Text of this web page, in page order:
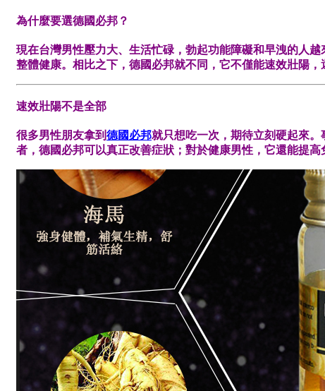
為什麼要選德國必邦？
現在台灣男性壓力大、生活忙碌，勃起功能障礙和早洩的人
整體健康。相比之下，德國必邦就不同，它不僅能速效壯陽
速效壯陽不是全部
很多男性朋友拿到德國必邦就只想吃一次，期待立刻硬起來
者，德國必邦可以真正改善症狀；對於健康男性，它還能提高